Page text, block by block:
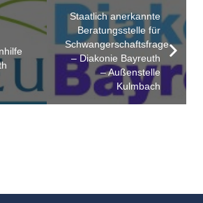
Staatlich anerkannte
Beratungsstelle für
Schwangerschaftsfragen
– Diakonie Bayreuth
– Außenstelle
Kulmbach